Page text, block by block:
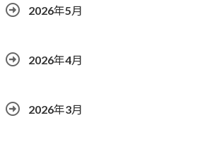
2026年5月
2026年4月
2026年3月